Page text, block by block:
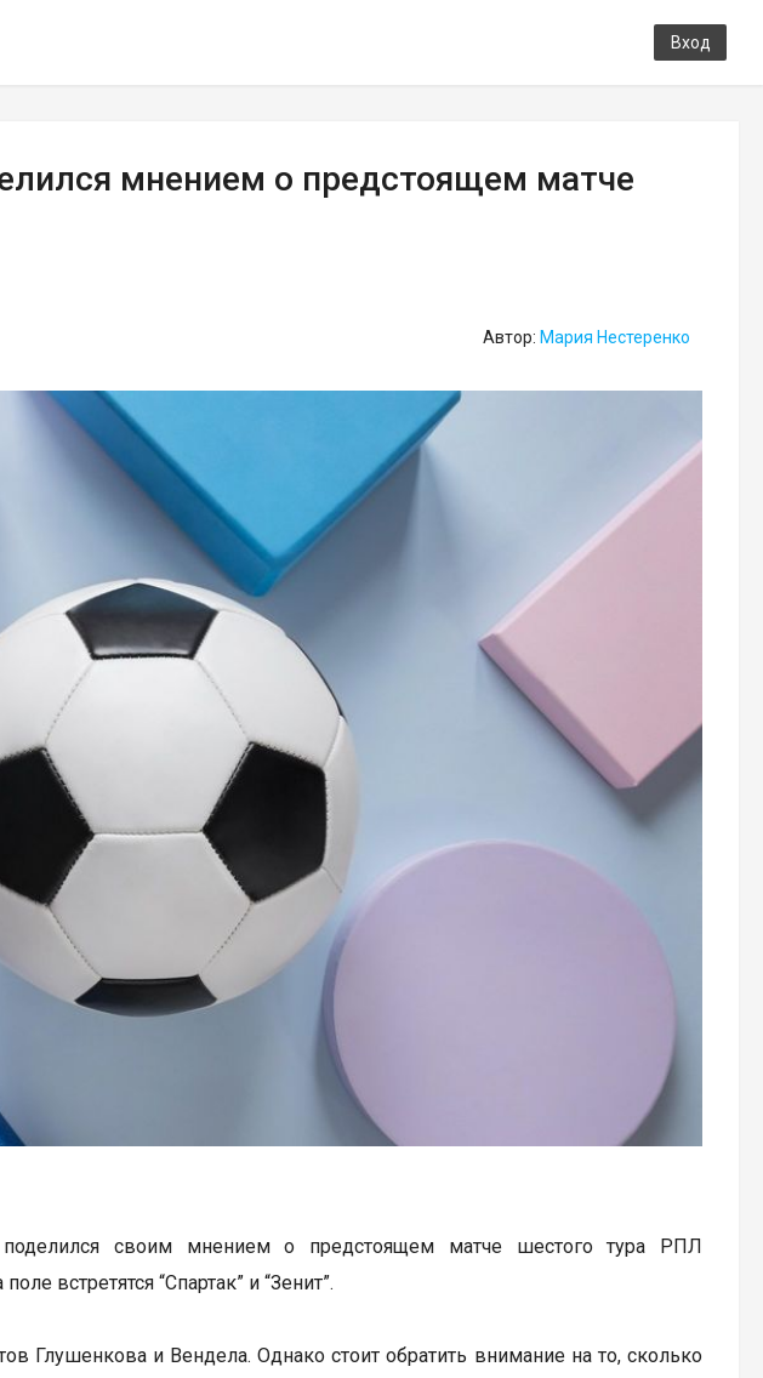
Вход
мнением о предстоящем матче
Автор: Мария Нестеренко
поделился своим мнением о предстоящем матче шестого тура РПЛ
встретятся “Спартак” и “Зенит”.
Глушенкова и Вендела. Однако стоит обратить внимание на то, сколько